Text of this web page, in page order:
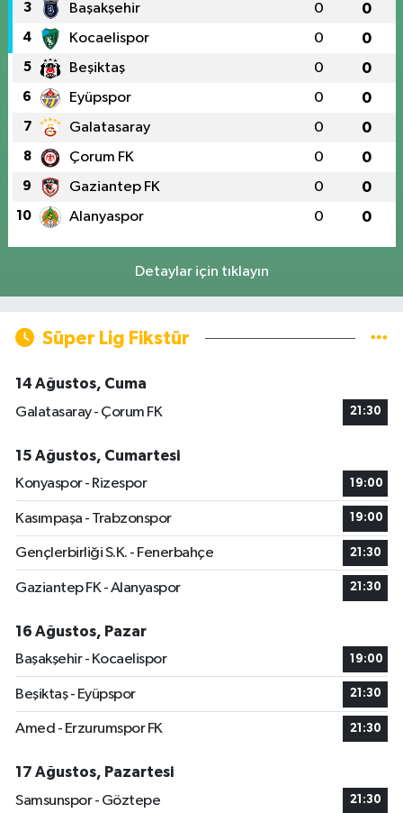
3 Başakşehir 0 0
4 Kocaelispor 0 0
5 Beşiktaş 0 0
6 Eyüpspor 0 0
7 Galatasaray 0 0
8 Çorum FK 0 0
9 Gaziantep FK 0 0
10 Alanyaspor 0 0
Detaylar için tıklayın
Süper Lig Fikstür
14 Ağustos, Cuma
Galatasaray - Çorum FK
21:30
15 Ağustos, Cumartesi
Konyaspor - Rizespor
19:00
Kasımpaşa - Trabzonspor 19:00
Gençlerbirliği S.K. - Fenerbahçe 21:30
Gaziantep FK - Alanyaspor 21:30
16 Ağustos, Pazar
Başakşehir - Kocaelispor
19:00
Beşiktaş - Eyüpspor 21:30
Amed - Erzurumspor FK 21:30
17 Ağustos, Pazartesi
Samsunspor - Göztepe
21:30